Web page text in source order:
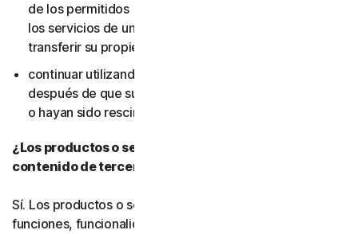
de los permitidos (incluido no eliminar el software o
los servicios de un dispositivo antes de venderlo o
transferir su propiedad); ni
continuar utilizando el software o los servicios
después de que sus derechos de uso hayan expirado
o hayan sido rescindidos.
¿Los productos o servicios incluyen funciones o
contenido de terceros?
Sí. Los productos o servicios pueden incorporar
funciones, funcionalidades o contenido de terceros, que